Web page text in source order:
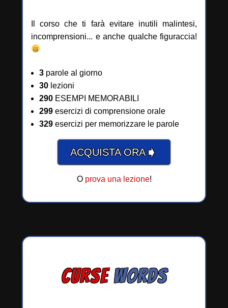
Il corso che ti farà evitare inutili malintesi,
incomprensioni... e anche qualche figuraccia!
3 parole al giorno
30 lezioni
290 ESEMPI MEMORABILI
299 esercizi di comprensione orale
329 esercizi per memorizzare le parole
ACQUISTA ORA➧
O prova una lezione!
CURSE WORDS